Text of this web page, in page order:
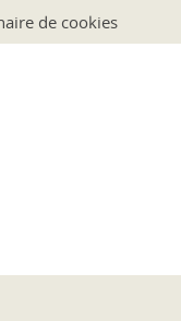
de cookies